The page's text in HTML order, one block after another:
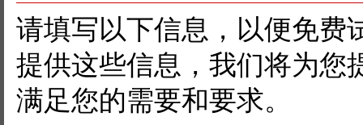
请填写以下信息，以便免费
提供这些信息，我们将为您
满足您的需要和要求。